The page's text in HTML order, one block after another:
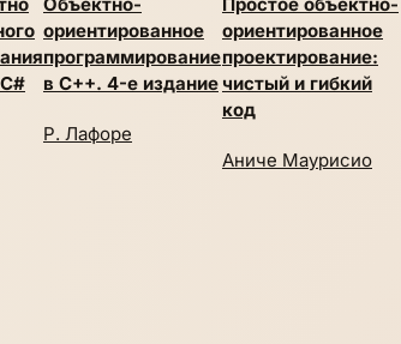
ориентированное
программирование
в C++. 4-е издание
Р. Лафоре
ориентированное
проектирование:
чистый и гибкий
код
Аниче Маурисио